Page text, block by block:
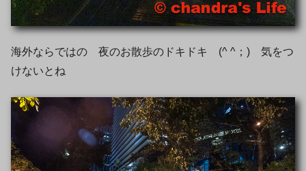
海外ならではの 夜のお散歩のドキドキ (^ ^；) 気をつ
けないとね